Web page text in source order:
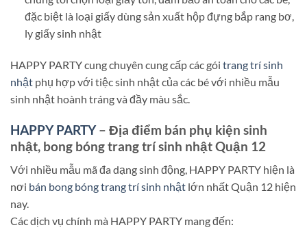
đặc biệt là loại giấy dùng sản xuất hộp đựng bắp rang bơ,
ly giấy sinh nhật
HAPPY PARTY cung chuyên cung cấp các gói trang trí sinh
nhật phụ hợp với tiệc sinh nhật của các bé với nhiều mẫu
sinh nhật hoành tráng và đầy màu sắc.
HAPPY PARTY– Địa điểm bán phụ kiện sinh
nhật, bong bóng trang trí sinh nhật Quận 12
Với nhiều mẫu mã đa dạng sinh động, HAPPY PARTY hiện là
nơi bán bong bóng trang trí sinh nhật lớn nhất Quận 12 hiện
nay.
Các dịch vụ chính mà HAPPY PARTY mang đến: